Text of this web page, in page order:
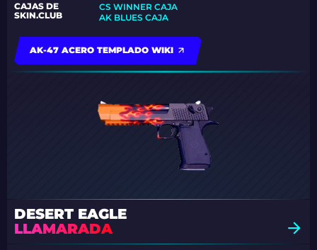
CAJAS DE
SKIN.CLUB
CS WINNER CAJA
AK BLUES CAJA
AK-47 ACERO TEMPLADO WIKI
DESERT EAGLE
LLAMARADA